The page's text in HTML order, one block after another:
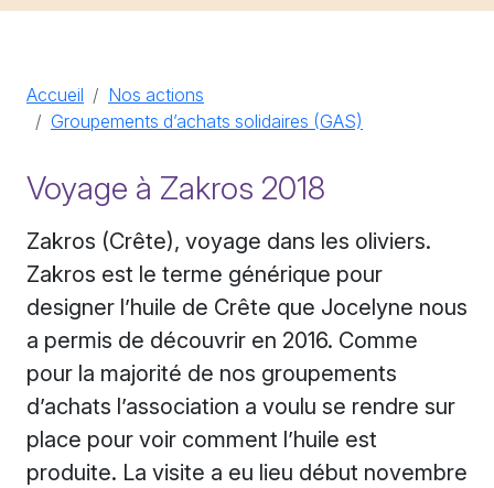
Accueil
Nos actions
Groupements d’achats solidaires (GAS)
Voyage à Zakros 2018
Zakros (Crête), voyage dans les oliviers.
Zakros est le terme générique pour
designer l’huile de Crête que Jocelyne nous
a permis de découvrir en 2016. Comme
pour la majorité de nos groupements
d’achats l’association a voulu se rendre sur
place pour voir comment l’huile est
produite. La visite a eu lieu début novembre